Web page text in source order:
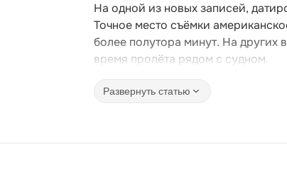
На одной из новых записей,
Точное место съёмки
более полутора минут. На других
время пролёта рядом с судном.
Развернуть статью